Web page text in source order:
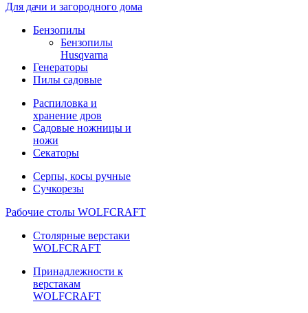
Для дачи и загородного дома
Бензопилы
Бензопилы
Husqvarna
Генераторы
Пилы садовые
Распиловка и
хранение дров
Садовые ножницы и
ножи
Секаторы
Серпы, косы ручные
Сучкорезы
Рабочие столы WOLFCRAFT
Столярные верстаки
WOLFCRAFT
Принадлежности к
верстакам
WOLFCRAFT